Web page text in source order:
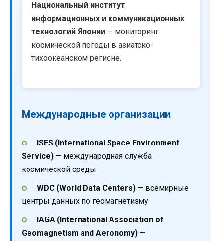
Национальный институт
информационных и коммуникационных
технологий Японии — мониторинг
космической погоды в азиатско-
тихоокеанском регионе.
Международные организации
ISES (International Space Environment
Service) — международная служба
космической среды
WDC (World Data Centers)— всемирные
центры данных по геомагнетизму
IAGA (International Association of
Geomagnetism and Aeronomy) —